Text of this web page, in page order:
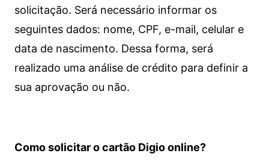
solicitação. Será necessário informar os
seguintes dados: nome, CPF, e-mail, celular e
data de nascimento. Dessa forma, será
realizado uma análise de crédito para definir a
sua aprovação ou não.
Como solicitar o cartão Digio online?